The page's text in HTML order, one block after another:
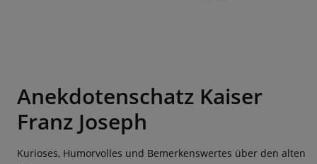
Anekdotenschatz Kaiser
Franz Joseph
Kurioses, Humorvolles und Bemerkenswertes über den alten